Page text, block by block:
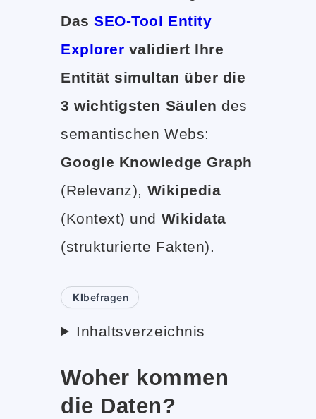
DasSEO-Tool Entity
Explorer validiert Ihre
Entität simultan über die
3 wichtigsten Säulen des
semantischen Webs:
Google Knowledge Graph
(Relevanz), Wikipedia
(Kontext) und Wikidata
(strukturierte Fakten).
KIbefragen
Inhaltsverzeichnis
Woher kommen
die Daten?